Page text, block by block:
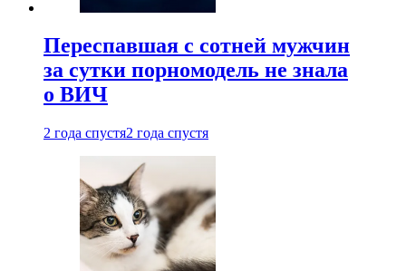
Переспавшая с сотней мужчин
за сутки порномодель не знала
о ВИЧ
2 года спустя2 года спустя